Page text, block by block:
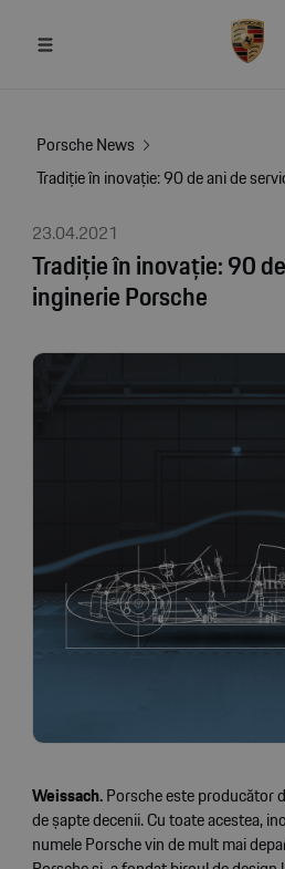
Porsche News
Tradiție în inovație: 90 de ani de
23.04.2021
Tradiție în inovație: 90
inginerie Porsche
Weissach.Porsche este producător
de șapte decenii. Cu toate acestea,
numele Porsche vin de mult mai